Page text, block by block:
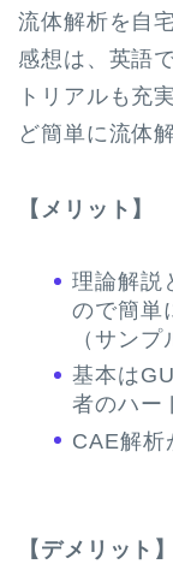
流体解析を自
感想は、英語
トリアルも充
ど簡単に流体
【メリット】
理論解説
ので簡単
（サンプ
基本は
者のハー
CAE解析
【デメリット】